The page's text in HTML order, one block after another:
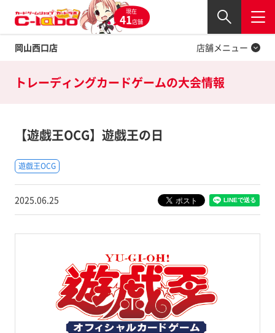
現在
41店舗
岡山西口店
閉じる
店舗メニュー
Twitter
トレーディングカードゲームの大会情報
【遊戯王OCG】遊戯王の日
遊戯王OCG
2025.06.25